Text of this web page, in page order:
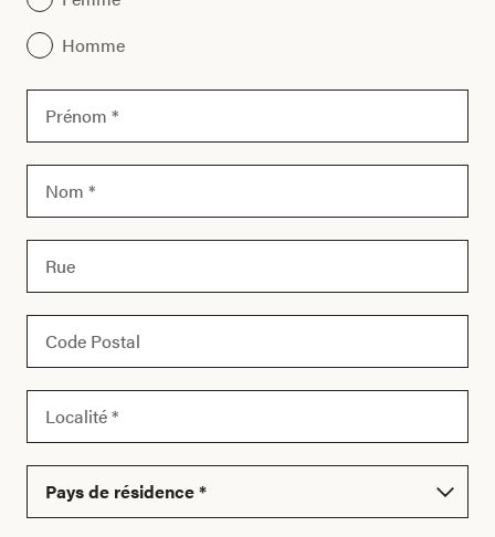
Homme